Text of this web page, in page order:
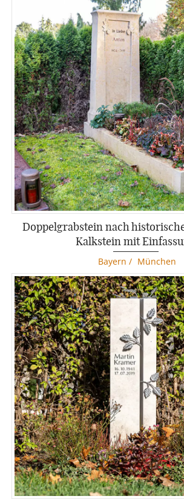
Doppelgrabstein nach
Kalkstein mit
Bayern / München